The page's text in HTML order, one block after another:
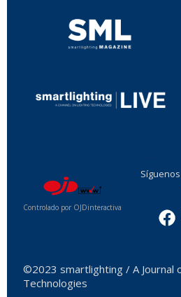
Controlado por OJDinteractiva
©2023 smartlighting / A Journal
Technologies